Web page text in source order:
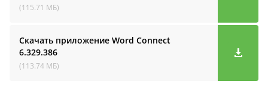
(115.71 МБ)
Скачать приложение Word Connect
6.329.386
(113.74 МБ)